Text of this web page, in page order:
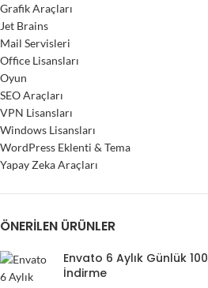
Grafik Araçları
Jet Brains
Mail Servisleri
Office Lisansları
Oyun
SEO Araçları
VPN Lisansları
Windows Lisansları
WordPress Eklenti & Tema
Yapay Zeka Araçları
ÖNERILEN ÜRÜNLER
Envato 6 Aylık Günlük 100
İndirme